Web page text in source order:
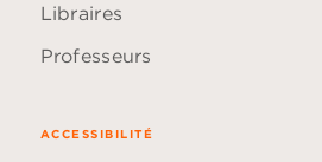
Libraires
Professeurs
ACCESSIBILITÉ